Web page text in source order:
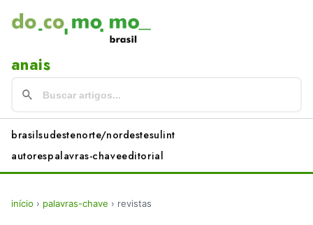
anais
brasilsudestenorte/nordestesulint
autorespalavras-chaveeditorial
início › palavras-chave › revistas